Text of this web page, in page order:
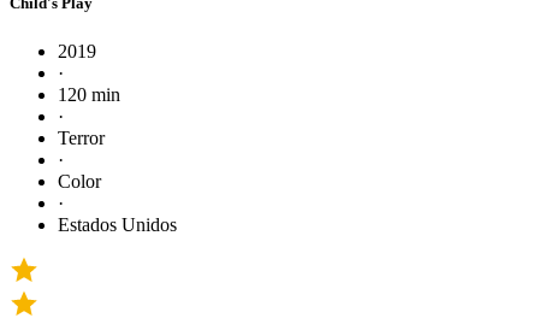
2019
·
120 min
·
Terror
·
Color
·
Estados Unidos